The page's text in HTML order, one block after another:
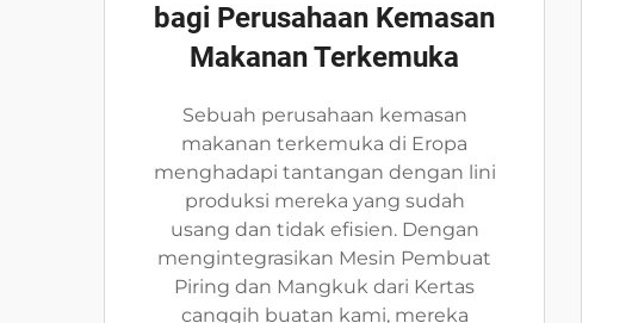
bagi Perusahaan Kemasan
Makanan Terkemuka
Sebuah perusahaan kemasan
makanan terkemuka di Eropa
menghadapi tantangan dengan lini
produksi mereka yang sudah
usang dan tidak efisien. Dengan
mengintegrasikan Mesin Pembuat
Piring dan Mangkuk dari Kertas
canggih buatan kami, mereka